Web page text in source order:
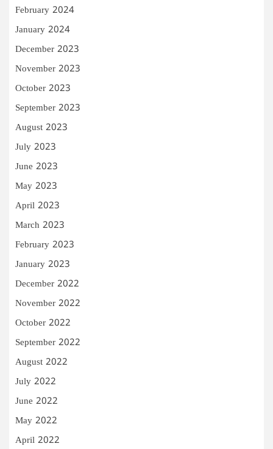
February 2024
January 2024
December 2023
November 2023
October 2023
September 2023
August 2023
July 2023
June 2023
May 2023
April 2023
March 2023
February 2023
January 2023
December 2022
November 2022
October 2022
September 2022
August 2022
July 2022
June 2022
May 2022
April 2022